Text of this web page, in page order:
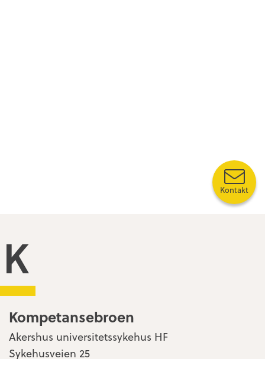
Kompetansebroen
Kompetansebroen
Akershus universitetssykehus HF
Sykehusveien 25
Kontakt